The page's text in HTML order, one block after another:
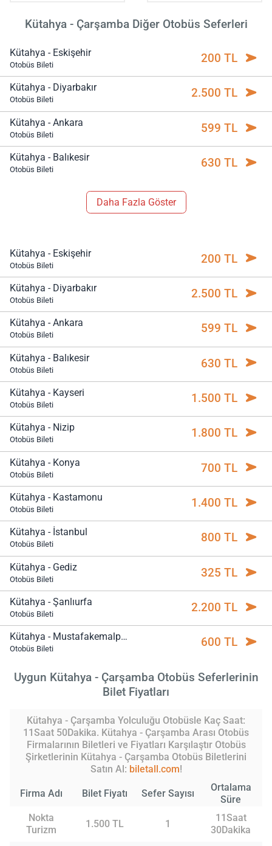
Kütahya - Çarşamba Diğer Otobüs Seferleri
Kütahya - Eskişehir
Otobüs Bileti 200 TL
Kütahya - Diyarbakır
Otobüs Bileti 2.500 TL
Kütahya - Ankara
Otobüs Bileti 599 TL
Kütahya - Balıkesir
Otobüs Bileti 630 TL
Daha Fazla Göster
Kütahya - Eskişehir
Otobüs Bileti 200 TL
Kütahya - Diyarbakır
Otobüs Bileti 2.500 TL
Kütahya - Ankara
Otobüs Bileti 599 TL
Kütahya - Balıkesir
Otobüs Bileti 630 TL
Kütahya - Kayseri
Otobüs Bileti 1.500 TL
Kütahya - Nizip
Otobüs Bileti 1.800 TL
Kütahya - Konya
Otobüs Bileti 700 TL
Kütahya - Kastamonu
Otobüs Bileti 1.400 TL
Kütahya - İstanbul
Otobüs Bileti 800 TL
Kütahya - Gediz
Otobüs Bileti 325 TL
Kütahya - Şanlıurfa
Otobüs Bileti 2.200 TL
Kütahya - Mustafakemalpaşa
Otobüs Bileti 600 TL
Uygun Kütahya - Çarşamba Otobüs Seferlerinin
Bilet Fiyatları
Kütahya - Çarşamba Yolculuğu Otobüsle Kaç Saat:
11Saat 50Dakika. Kütahya - Çarşamba Arası Otobüs
Firmalarının Biletleri ve Fiyatları Karşılaştır Otobüs
Şirketlerinin Kütahya - Çarşamba Otobüs Biletlerini
Satın Al: biletall.com!
Firma Adı Bilet Fiyatı Sefer Sayısı
Ortalama
Süre
Nokta
Turizm
1.500 TL 1
11Saat
30Dakika